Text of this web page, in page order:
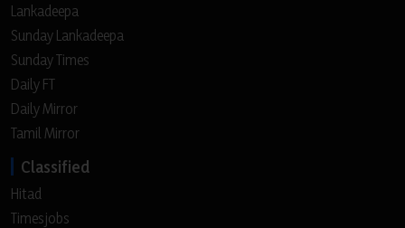
Lankadeepa
Sunday Lankadeepa
Sunday Times
Daily FT
Daily Mirror
Tamil Mirror
Classified
Hitad
Timesjobs